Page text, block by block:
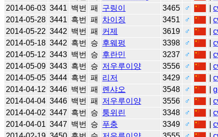
2014-06-03 3441 백번 패 구링이 3465 ♂ |
2014-05-28 3441 흑번 패 차이징 3451 ♂ |
2014-05-22 3442 백번 패 커제 3619 ♂ |
2014-05-18 3442 흑번 승 후웨펑 3398 ♂ |
2014-05-12 3443 백번 승 후란민 3237 ♂ |
2014-05-09 3443 흑번 승 저우루이양 3556 ♂ |
2014-05-05 3444 흑번 패 리저 3429 ♂ |
2014-04-12 3446 백번 패 롄샤오 3548 ♂ |
2014-04-04 3446 백번 패 저우루이양 3556 ♂ |
2014-04-02 3447 흑번 승 퉁위린 3348 ♂ |
2014-04-01 3447 백번 승 푸충 3349 ♂ |